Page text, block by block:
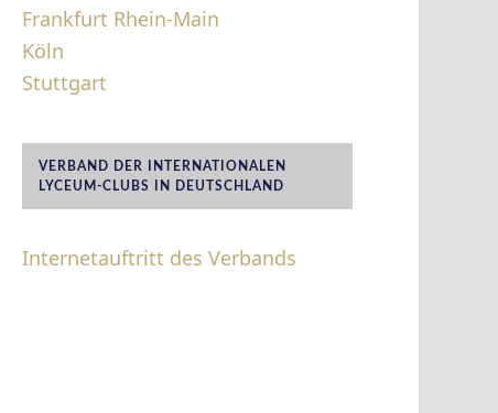
Frankfurt Rhein-Main
Köln
Stuttgart
VERBAND DER INTERNATIONALEN
LYCEUM-CLUBS IN DEUTSCHLAND
Internetauftritt des Verbands